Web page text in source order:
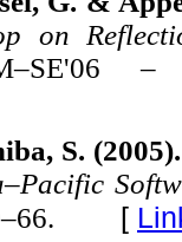
on
–
S.
[